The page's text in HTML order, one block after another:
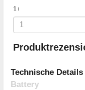
1+
Technische Details
Battery